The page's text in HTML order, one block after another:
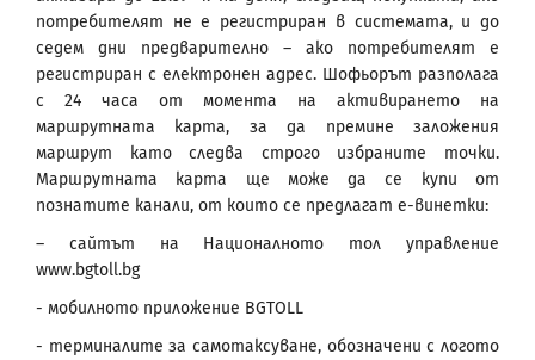
потребителят не е регистриран в системата, и до
седем дни предварително – ако потребителят е
регистриран с електронен адрес. Шофьорът разполага
с 24 часа от момента на активирането на
маршрутната карта, за да премине заложения
маршрут като следва строго избраните точки.
Маршрутната карта ще може да се купи от
познатите канали, от които се предлагат е-винетки:
– сайтът на Националното тол управление
www.bgtoll.bg
- мобилното приложение BGTOLL
- терминалите за самотаксуване, обозначени с логото